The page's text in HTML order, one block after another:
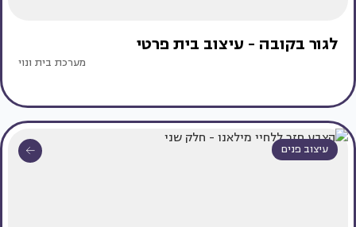
לגור בקובה - עיצוב בית פרטי
מערכת בית ונוי
עיצוב פנים